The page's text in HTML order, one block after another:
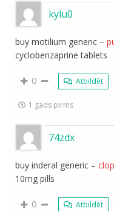
kylu0
buy motilium generic –
cyclobenzaprine tablets
0 Atbildēt
1 gads pirms
74zdx
buy inderal generic –
10mg pills
0 Atbildēt